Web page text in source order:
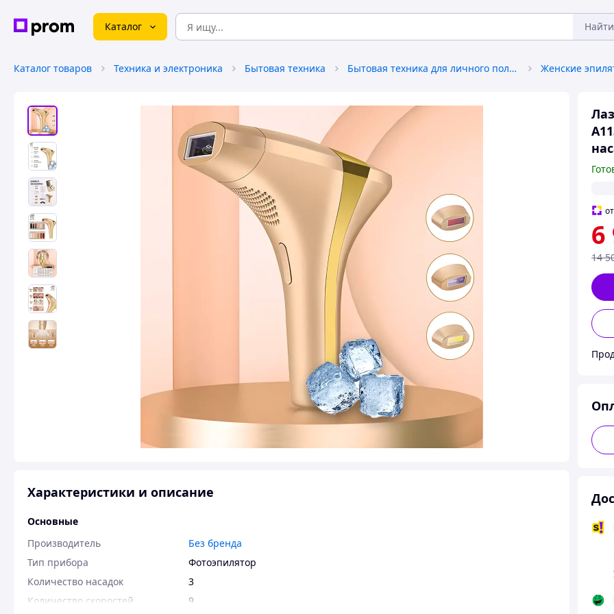
Каталог Найти
Каталог товаров Техника и электроника Бытовая техника Бытовая техника для личного пользования
от
6
14
Характеристики и описание
Основные
Производитель
Без бренда
Тип прибора
Фотоэпилятор
Количество насадок
3
Количество скоростей
9